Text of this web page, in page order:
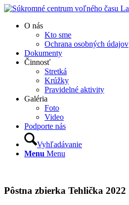
O nás
Kto sme
Ochrana osobných údajov
Dokumenty
Činnosť
Stretká
Krúžky
Pravidelné aktivity
Galéria
Foto
Video
Podporte nás
Vyhľadávanie
Menu Menu
Pôstna zbierka Tehlička 2022